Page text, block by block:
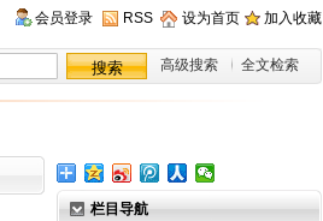
会员登录 RSS 设为首页 加入收藏
高级搜索 全文检索
栏目导航